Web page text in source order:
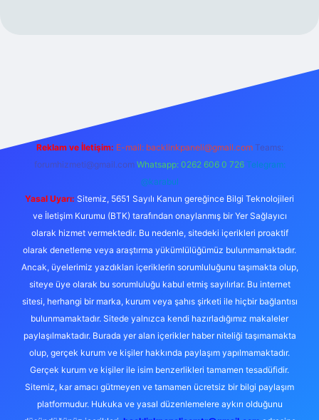
Reklam ve İletişim: E-mail: backlinkpaneli@gmail.com Teams:
forumhizmeti@gmail.com Whatsapp: 0262 606 0 726 Telegram:
@karabul
Yasal Uyarı: Sitemiz, 5651 Sayılı Kanun gereğince Bilgi Teknolojileri
ve İletişim Kurumu (BTK) tarafından onaylanmış bir Yer Sağlayıcı
olarak hizmet vermektedir. Bu nedenle, sitedeki içerikleri proaktif
olarak denetleme veya araştırma yükümlülüğümüz bulunmamaktadır.
Ancak, üyelerimiz yazdıkları içeriklerin sorumluluğunu taşımakta olup,
siteye üye olarak bu sorumluluğu kabul etmiş sayılırlar. Bu internet
sitesi, herhangi bir marka, kurum veya şahıs şirketi ile hiçbir bağlantısı
bulunmamaktadır. Sitede yalnızca kendi hazırladığımız makaleler
paylaşılmaktadır. Burada yer alan içerikler haber niteliği taşımamakta
olup, gerçek kurum ve kişiler hakkında paylaşım yapılmamaktadır.
Gerçek kurum ve kişiler ile isim benzerlikleri tamamen tesadüfidir.
Sitemiz, kar amacı gütmeyen ve tamamen ücretsiz bir bilgi paylaşım
platformudur. Hukuka ve yasal düzenlemelere aykırı olduğunu